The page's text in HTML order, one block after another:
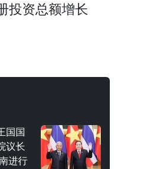
投资总额增长
国国
议长
进行